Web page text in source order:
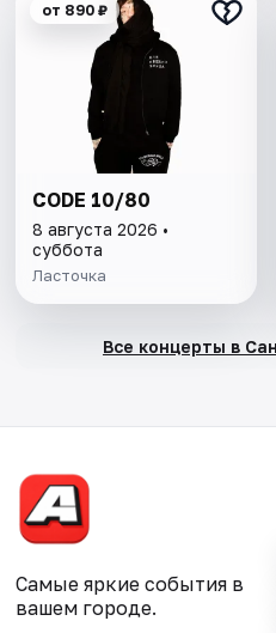
от 890 ₽
CODE 10/80
8 августа 2026 •
суббота
Ласточка
Все концерты в
Самые яркие события в
вашем городе.